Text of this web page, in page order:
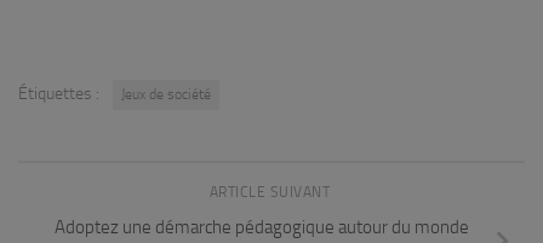
Étiquettes : Jeux de société
ARTICLE SUIVANT
Adoptez une démarche pédagogique autour du monde